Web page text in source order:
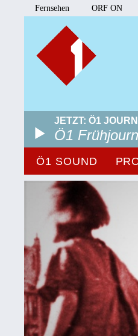
Fernsehen ORF ON
JETZT: Ö1
Ö1
Ö1 SOUND